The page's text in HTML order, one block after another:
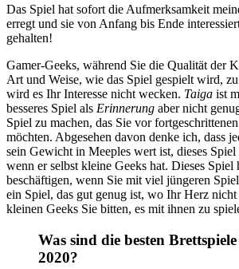
Das Spiel hat sofort die Aufmerksamkeit
erregt und sie von Anfang bis Ende
gehalten!
Gamer-Geeks, während Sie die Qualität der
Art und Weise, wie das Spiel gespielt wird,
wird es Ihr Interesse nicht wecken. Taiga ist
besseres Spiel als Erinnerung aber nicht
Spiel zu machen, das Sie vor
möchten. Abgesehen davon denke ich, dass
sein Gewicht in Meeples wert ist, dieses
wenn er selbst kleine Geeks hat. Dieses Spiel
beschäftigen, wenn Sie mit viel jüngeren
ein Spiel, das gut genug ist, wo Ihr Herz
kleinen Geeks Sie bitten, es mit ihnen zu
Was sind die besten
2020?